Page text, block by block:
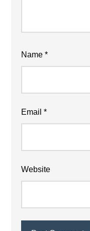
Name*
Email*
Website